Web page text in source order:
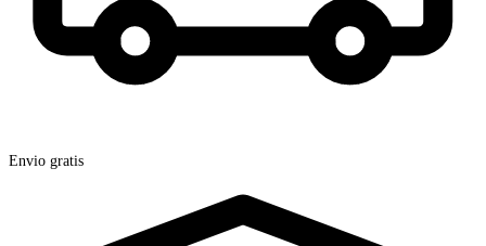
Envio gratis